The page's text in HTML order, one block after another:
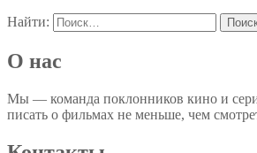
Найти:
О нас
Мы — команда поклонников кино и
писать о фильмах не меньше, чем